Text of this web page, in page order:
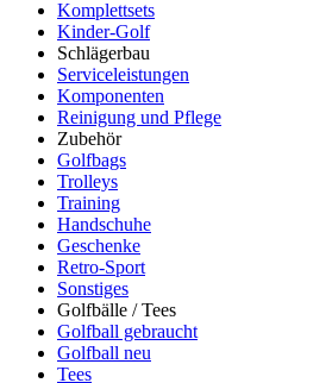
Komplettsets
Kinder-Golf
Schlägerbau
Serviceleistungen
Komponenten
Reinigung und Pflege
Zubehör
Golfbags
Trolleys
Training
Handschuhe
Geschenke
Retro-Sport
Sonstiges
Golfbälle / Tees
Golfball gebraucht
Golfball neu
Tees